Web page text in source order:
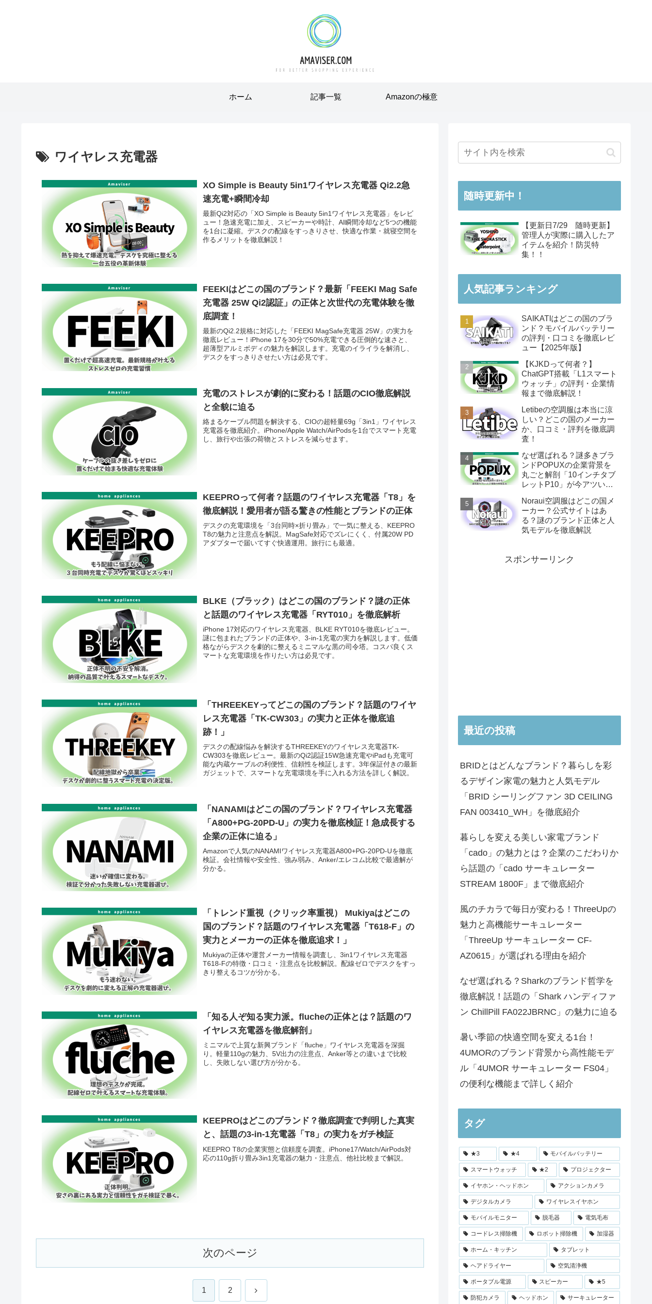
ホーム 記事一覧 Amazonの極意
ワイヤレス充電器
XO Simple is Beauty 5in1ワイヤレス充電器 Qi2.2急
速充電+瞬間冷却
最新Qi2対応の「XO Simple is Beauty 5in1ワイヤレス充電器」をレビ
ュー！急速充電に加え、スピーカーや時計、AI瞬間冷却など5つの機能
を1台に凝縮。デスクの配線をすっきりさせ、快適な作業・就寝空間を
作るメリットを徹底解説！
FEEKIはどこの国のブランド？最新「FEEKI Mag Safe
充電器 25W Qi2認証」の正体と次世代の充電体験を徹
底調査！
最新のQi2.2規格に対応した「FEEKI MagSafe充電器 25W」の実力を
徹底レビュー！iPhone 17を30分で50%充電できる圧倒的な速さと、
超薄型アルミボディの魅力を解説します。充電のイライラを解消し、
デスクをすっきりさせたい方は必見です。
充電のストレスが劇的に変わる！話題のCIO徹底解説
と全貌に迫る
絡まるケーブル問題を解決する、CIOの超軽量69g「3in1」ワイヤレス
充電器を徹底紹介。iPhone/Apple Watch/AirPodsを1台でスマート充電
し、旅行や出張の荷物とストレスを減らせます。
KEEPROって何者？話題のワイヤレス充電器「T8」を
徹底解説！愛用者が語る驚きの性能とブランドの正体
デスクの充電環境を「3台同時×折り畳み」で一気に整える、KEEPRO
T8の魅力と注意点を解説。MagSafe対応でズレにくく、付属20W PD
アダプターで届いてすぐ快適運用。旅行にも最適。
BLKE（ブラック）はどこの国のブランド？謎の正体
と話題のワイヤレス充電器「RYT010」を徹底解析
iPhone 17対応のワイヤレス充電器、BLKE RYT010を徹底レビュー。
謎に包まれたブランドの正体や、3-in-1充電の実力を解説します。低価
格ながらデスクを劇的に整えるミニマルな黒の司令塔。コスパ良くス
マートな充電環境を作りたい方は必見です。
「THREEKEYってどこの国のブランド？話題のワイヤ
レス充電器「TK-CW303」の実力と正体を徹底追
跡！」
デスクの配線悩みを解決するTHREEKEYのワイヤレス充電器TK-
CW303を徹底レビュー。最新のQi2認証15W急速充電やiPadも充電可
能な内蔵ケーブルの利便性、信頼性を検証します。3年保証付きの最新
ガジェットで、スマートな充電環境を手に入れる方法を詳しく解説。
「NANAMIはどこの国のブランド？ワイヤレス充電器
「A800+PG-20PD-U」の実力を徹底検証！急成長する
企業の正体に迫る」
Amazonで人気のNANAMIワイヤレス充電器A800+PG-20PD-Uを徹底
検証。会社情報や安全性、強み弱み、Anker/エレコム比較で最適解が
分かる。
「トレンド重視（クリック率重視） Mukiyaはどこの
国のブランド？話題のワイヤレス充電器「T618-F」の
実力とメーカーの正体を徹底追求！」
Mukiyaの正体や運営メーカー情報を調査し、3in1ワイヤレス充電器
T618-Fの特徴・口コミ・注意点を比較解説。配線ゼロでデスクをすっ
きり整えるコツが分かる。
「知る人ぞ知る実力派。flucheの正体とは？話題のワ
イヤレス充電器を徹底解剖」
ミニマルで上質な新興ブランド「fluche」ワイヤレス充電器を深掘
り。軽量110gの魅力、5V出力の注意点、Anker等との違いまで比較
し、失敗しない選び方が分かる。
KEEPROはどこのブランド？徹底調査で判明した真実
と、話題の3-in-1充電器「T8」の実力をガチ検証
KEEPRO T8の企業実態と信頼度を調査。iPhone17/Watch/AirPods対
応の110g折り畳み3in1充電器の魅力・注意点、他社比較まで解説。
次のページ
1 2 次
随時更新中！
【更新日7/29 随時更新】
管理人が実際に購入したア
イテムを紹介！防災特
集！！
人気記事ランキング
SAIKATIはどこの国のブラ
ンド？モバイルバッテリー
の評判・口コミを徹底レビ
ュー【2025年版】
【KJKDって何者？】
ChatGPT搭載「L1スマート
ウォッチ」の評判・企業情
報まで徹底解説！
Letibeの空調服は本当に涼
しい？どこの国のメーカー
か、口コミ・評判を徹底調
査！
なぜ選ばれる？謎多きブラ
ンドPOPUXの企業背景を
丸ごと解剖「10インチタブ
レットP10」が今アツい理
Noraui空調服はどこの国メ
ーカー？公式サイトはあ
る？謎のブランド正体と人
気モデルを徹底解説
スポンサーリンク
最近の投稿
BRIDとはどんなブランド？暮らしを彩
るデザイン家電の魅力と人気モデル
「BRID シーリングファン 3D CEILING
FAN 003410_WH」を徹底紹介
暮らしを変える美しい家電ブランド
「cado」の魅力とは？企業のこだわりか
ら話題の「cado サーキュレーター
STREAM 1800F」まで徹底紹介
風のチカラで毎日が変わる！ThreeUpの
魅力と高機能サーキュレーター
「ThreeUp サーキュレーター CF-
AZ0615」が選ばれる理由を紹介
なぜ選ばれる？Sharkのブランド哲学を
徹底解説！話題の「Shark ハンディファ
ン ChillPill FA022JBRNC」の魅力に迫る
暑い季節の快適空間を変える1台！
4UMORのブランド背景から高性能モデ
ル「4UMOR サーキュレーター FS04」
の便利な機能まで詳しく紹介
タグ
★3 ★4 モバイルバッテリー
スマートウォッチ ★2 プロジェクター
イヤホン・ヘッドホン アクションカメラ
デジタルカメラ ワイヤレスイヤホン
モバイルモニター 脱毛器 電気毛布
コードレス掃除機 ロボット掃除機 加湿器
ホーム・キッチン タブレット
ヘアドライヤー 空気清浄機
ポータブル電源 スピーカー ★5
防犯カメラ ヘッドホン サーキュレーター